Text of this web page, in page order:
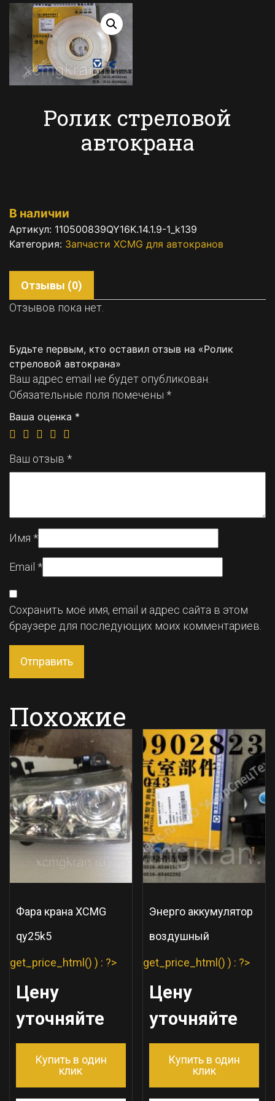
Ролик стреловой
автокрана
В наличии
Артикул: 110500839QY16K.14.1.9-1_k139
Категория: Запчасти XCMG для автокранов
Отзывы (0)
Отзывов пока нет.
Будьте первым, кто оставил отзыв на «Ролик
стреловой автокрана»
Ваш адрес email не будет опубликован.
Обязательные поля помечены *
Ваша оценка *
Ваш отзыв *
Имя *
Email *
Сохранить моё имя, email и адрес сайта в этом
браузере для последующих моих комментариев.
Похожие
Фара крана XCMG
qy25k5
get_price_html() ) : ?>
Цену
уточняйте
Купить в один
клик
Энерго аккумулятор
воздушный
get_price_html() ) : ?>
Цену
уточняйте
Купить в один
клик